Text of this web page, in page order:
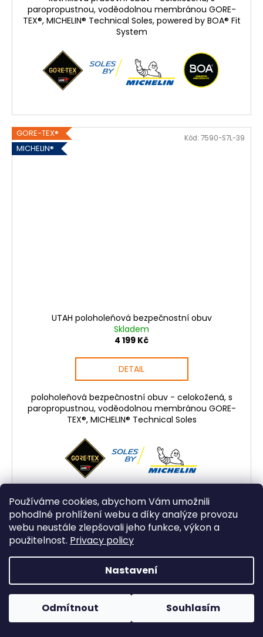
Používáme cookies, abychom Vám umožnili
pohodlné prohlížení webu a díky analýze provozu
webu neustále zlepšovali jeho funkce, výkon a
použitelnost. Privacy policy
Nastavení
Odmítnout Souhlasím
paropropustnou, voděodolnou membránou GORE-
TEX®, MICHELIN® Technical Soles, powered by BOA® Fit
System
GORE-TEX®
MICHELIN®
UTAH poloholeňová bezpečnostní obuv
Skladem
4 199 Kč
DETAIL
poloholeňová bezpečnostní obuv - celokožená, s
paropropustnou, voděodolnou membránou GORE-
TEX®, MICHELIN® Technical Soles
Kód: 7590-S7L-39
MICHELIN®
GORE-TEX®
Kód:7590-O6-39